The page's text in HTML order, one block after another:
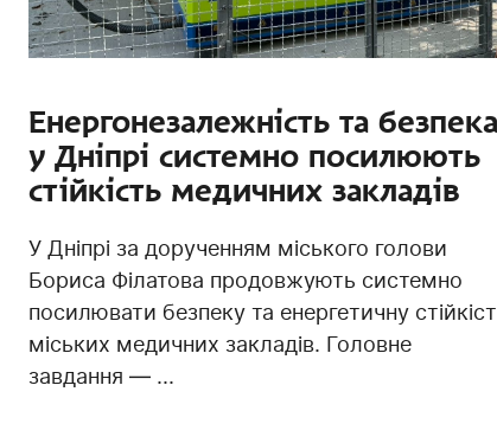
Енергонезалежність та
у Дніпрі системно посилюють
стійкість медичних закладів
У Дніпрі за дорученням міського голови
Бориса Філатова продовжують системно
посилювати безпеку та енергетичну
міських медичних закладів. Головне
завдання — ...